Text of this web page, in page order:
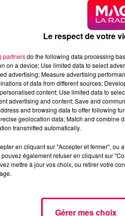
de fondre doucement
un effort.
en mode survie extrême.
Le respect de votre
partnersdo the following data processing
on a device; Use limited data to select
advertising; Measure advertising
of data from different sources;
content; Use limited data to
advertising and content; Save and
and browsing data to offer following
geolocation data; Match and combine
transmitted automatically.
en cliquant sur "Accepter et fermer",
pouvez également refuser en cliquant sur
mettre à jour vos choix, ou retirer votre
Gérer mes choix